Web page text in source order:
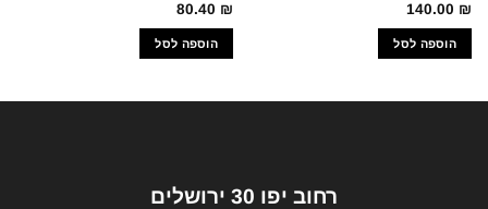
140.00 ₪
הוספה לסל
80.40 ₪
הוספה לסל
רחוב יפו 30 ירושלים